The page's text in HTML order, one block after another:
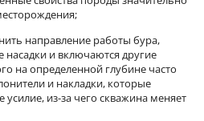
направление работы бура,
и включаются другие
на определенной глубине часто
и накладки, которые
из-за чего скважина меняет